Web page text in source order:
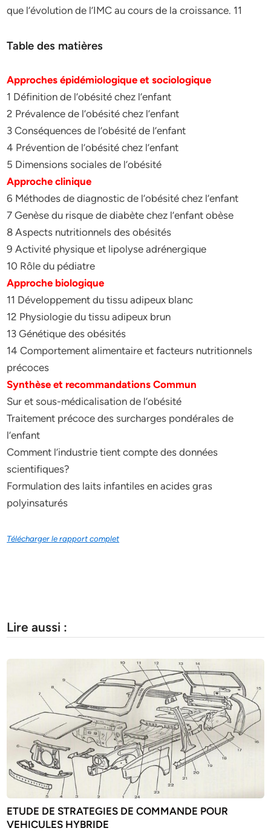
que l’évolution de l’IMC au cours de la croissance. 11
Table des matières
Approches épidémiologique et sociologique
1 Définition de l’obésité chez l’enfant
2 Prévalence de l’obésité chez l’enfant
3 Conséquences de l’obésité de l’enfant
4 Prévention de l’obésité chez l’enfant
5 Dimensions sociales de l’obésité
Approche clinique
6 Méthodes de diagnostic de l’obésité chez l’enfant
7 Genèse du risque de diabète chez l’enfant obèse
8 Aspects nutritionnels des obésités
9 Activité physique et lipolyse adrénergique
10 Rôle du pédiatre
Approche biologique
11 Développement du tissu adipeux blanc
12 Physiologie du tissu adipeux brun
13 Génétique des obésités
14 Comportement alimentaire et facteurs nutritionnels
précoces
Synthèse et recommandations Commun
Sur et sous-médicalisation de l’obésité
Traitement précoce des surcharges pondérales de
l’enfant
Comment l’industrie tient compte des données
scientifiques?
Formulation des laits infantiles en acides gras
polyinsaturés
Télécharger le rapport complet
Lire aussi :
ETUDE DE STRATEGIES DE COMMANDE POUR
VEHICULES HYBRIDE